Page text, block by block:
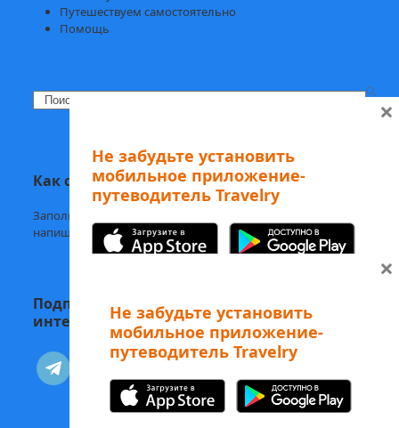
Путешествуем самостоятельно
Помощь
Search
Как с нами связаться
Заполните
напишите нам в Telegramили на welcome@mytravelry.com
Подписывайтесь на Travelry — с нами
интересно и полезно!
telegram vkontakte
Не забудьте установить
мобильное приложение-
путеводитель Travelry
А еще наши аудиоэкскурсии
Изучайте Рим с
×
Не забудьте установить
мобильное приложение-
путеводитель Travelry
×